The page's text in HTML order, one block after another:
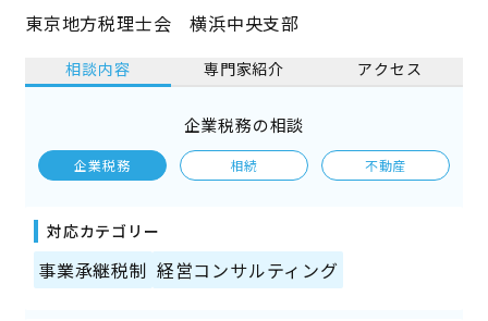
東京地方税理士会 横浜中央支部
相談内容 専門家紹介 アクセス
企業税務の相談
企業税務 相続 不動産
対応カテゴリー
事業承継税制 経営コンサルティング